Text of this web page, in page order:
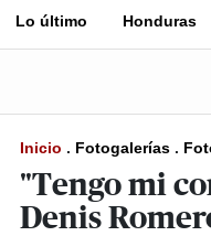
Lo último Honduras
Inicio . Fotogalerías .
"Tengo mi
Denis